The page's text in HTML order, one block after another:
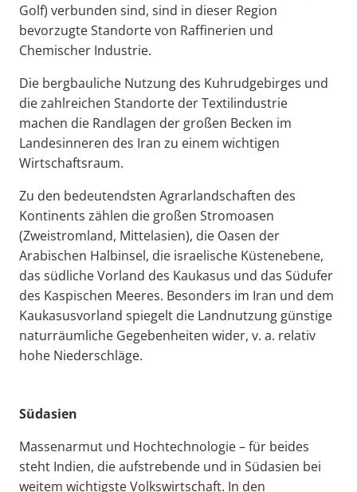
Golf) verbunden sind, sind in dieser Region
bevorzugte Standorte von Raffinerien und
Chemischer Industrie.
Die bergbauliche Nutzung des Kuhrudgebirges und
die zahlreichen Standorte der Textilindustrie
machen die Randlagen der großen Becken im
Landesinneren des Iran zu einem wichtigen
Wirtschaftsraum.
Zu den bedeutendsten Agrarlandschaften des
Kontinents zählen die großen Stromoasen
(Zweistromland, Mittelasien), die Oasen der
Arabischen Halbinsel, die israelische Küstenebene,
das südliche Vorland des Kaukasus und das Südufer
des Kaspischen Meeres. Besonders im Iran und dem
Kaukasusvorland spiegelt die Landnutzung günstige
naturräumliche Gegebenheiten wider, v. a. relativ
hohe Niederschläge.
Südasien
Massenarmut und Hochtechnologie – für beides
steht Indien, die aufstrebende und in Südasien bei
weitem wichtigste Volkswirtschaft. In den